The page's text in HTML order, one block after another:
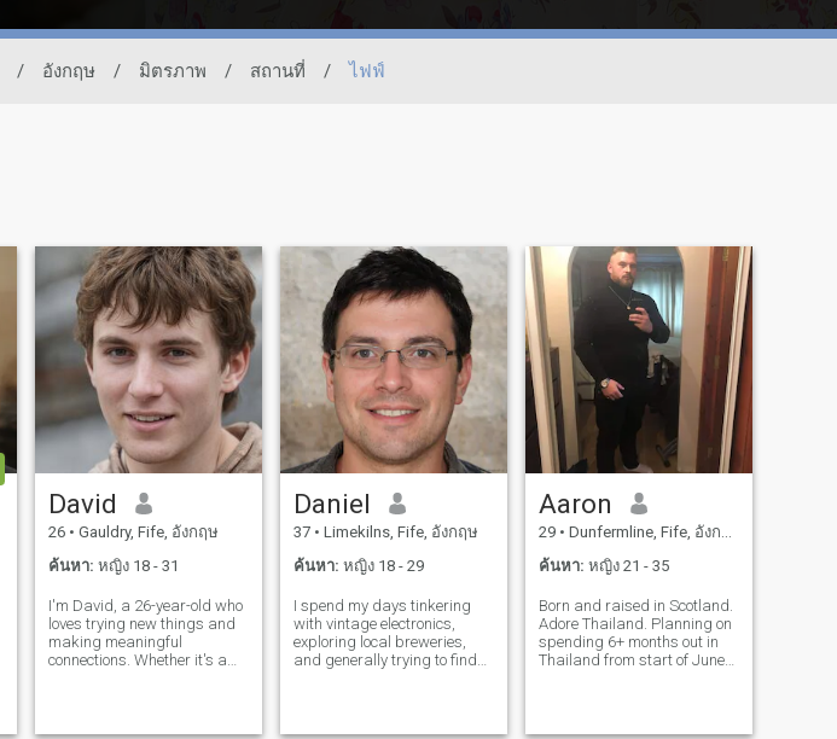
/ อังกฤษ / มิตรภาพ / สถานที่ / ไฟฟ์
David
26 • Gauldry, Fife, อังกฤษ
ค้นหา: หญิง 18 - 31
I'm David, a 26-year-old who
loves trying new things and
making meaningful
connections. Whether it's a
humor, and a shared sense
Daniel
37 • Limekilns, Fife, อังกฤษ
ค้นหา: หญิง 18 - 29
I spend my days tinkering
with vintage electronics,
exploring local breweries,
and generally trying to find
new skills and getting a little
Aaron
29 • Dunfermline, Fife, อังกฤษ
ค้นหา: หญิง 21 - 35
Born and raised in Scotland.
Adore Thailand. Planning on
spending 6+ months out in
Thailand from start of June
but by the time I’m in